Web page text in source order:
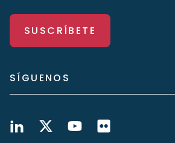
SUSCRÍBETE
SÍGUENOS